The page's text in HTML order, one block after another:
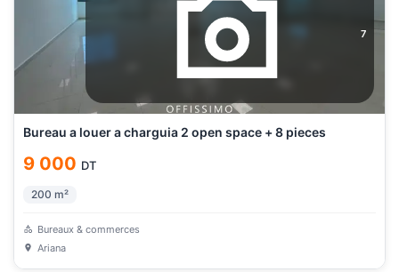
7
Bureau a louer a charguia 2 open space + 8 pieces
9 000 DT
200 m²
Bureaux & commerces
Ariana